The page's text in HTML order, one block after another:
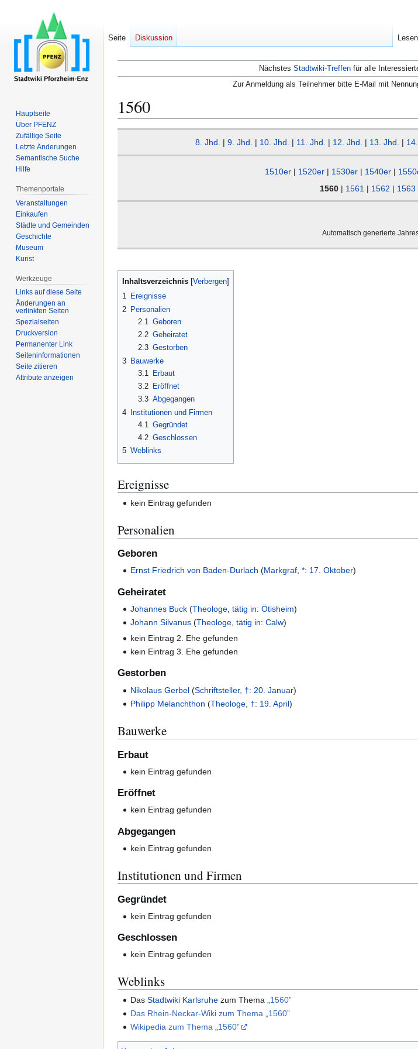
Nächstes Stadtwiki-Treffen für alle
Zur Anmeldung als Teilnehmer bitte E-Mail mit
1560
8. Jhd. | 9. Jhd. | 10. Jhd. | 11. Jhd. | 12. Jhd. | 13. Jhd. |
1510er | 1520er | 1530er | 1540er |
1560| 1561 | 1562 | 1563
Automatisch generierte
Inhaltsverzeichnis
1 Ereignisse
2 Personalien
2.1 Geboren
2.2 Geheiratet
2.3 Gestorben
3 Bauwerke
3.1
Erbaut
3.2
Eröffnet
3.3 Abgegangen
4 Institutionen und Firmen
4.1 Gegründet
4.2 Geschlossen
5 Weblinks
Ereignisse
kein Eintrag gefunden
Personalien
Geboren
Ernst Friedrich von Baden-Durlach (Markgraf,*: 17. Oktober)
Geheiratet
Johannes Buck (Theologe ,tätig in:Ötisheim)
Johann Silvanus (Theologe,tätig in:Calw)
kein Eintrag 2. Ehe gefunden
kein Eintrag 3. Ehe gefunden
Gestorben
Nikolaus Gerbel (Schriftsteller, †: 20. Januar)
Philipp Melanchthon (Theologe †: 19. April)
Bauwerke
Erbaut
kein Eintrag gefunden
Eröffnet
kein Eintrag gefunden
Abgegangen
kein Eintrag gefunden
Institutionen und Firmen
Gegründet
kein Eintrag gefunden
Geschlossen
kein Eintrag gefunden
Weblinks
DasStadtwiki Karlsruhe zum Thema
„1560”
Das Rhein-Neckar-Wiki zum Thema „1560”
Wikipedia zum Thema „1560”
Seite Diskussion Lesen
Hauptseite
Über PFENZ
Zufällige Seite
Letzte Änderungen
Semantische Suche
Hilfe
Themenportale
Veranstaltungen
Einkaufen
Städte und Gemeinden
Geschichte
Museum
Kunst
Werkzeuge
Links auf diese Seite
Änderungen an
verlinkten Seiten
Spezialseiten
Druckversion
Permanenter Link
Seiten­­informationen
Seite zitieren
Attribute anzeigen